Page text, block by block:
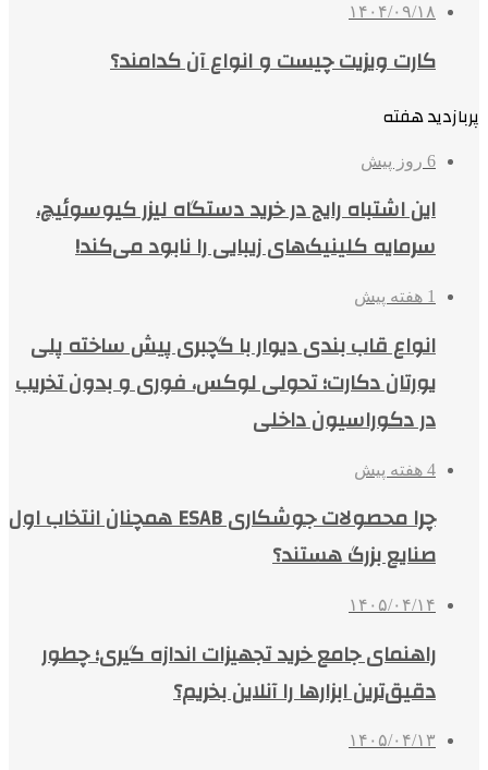
۱۴۰۴/۰۹/۱۸
کارت ویزیت چیست و انواع آن کدامند؟
پربازدید هفته
6 روز پیش
این اشتباه رایج در خرید دستگاه لیزر کیوسوئیچ،
سرمایه کلینیک‌های زیبایی را نابود می‌کند!
1 هفته پیش
انواع قاب بندی دیوار با گچبری پیش ساخته پلی
یورتان دکارت؛ تحولی لوکس، فوری و بدون تخریب
در دکوراسیون داخلی
4 هفته پیش
چرا محصولات جوشکاری ESAB همچنان انتخاب اول
صنایع بزرگ هستند؟
۱۴۰۵/۰۴/۱۴
راهنمای جامع خرید تجهیزات اندازه گیری؛ چطور
دقیق‌ترین ابزارها را آنلاین بخریم؟
۱۴۰۵/۰۴/۱۳